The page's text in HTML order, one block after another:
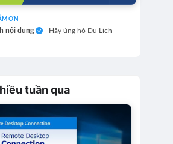
ƠN
nội dung
- Hãy ủng hộ Du Lịch
tuần qua